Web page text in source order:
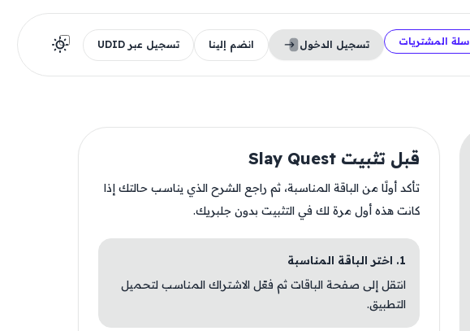
سلة المشتريات تسجيل الدخول انضم إلينا تسجيل عبر UDID
قبل تثبيت Slay Quest
تأكد أولًا من الباقة المناسبة، ثم راجع الشرح الذي يناسب حالتك إذا
كانت هذه أول مرة لك في التثبيت بدون جلبريك.
1. اختر الباقة المناسبة
انتقل إلى صفحة الباقات ثم فعّل الاشتراك المناسب لتحميل
التطبيق.